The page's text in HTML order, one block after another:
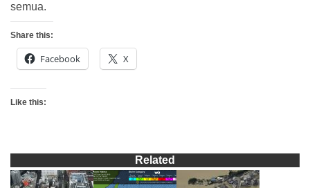
semua.
Share this:
Facebook X
Like this:
Related